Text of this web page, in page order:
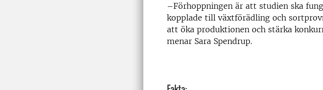
–Förhoppningen är att studien ska
kopplade till växtförädling och
att öka produktionen och stärka
menar Sara Spendrup.